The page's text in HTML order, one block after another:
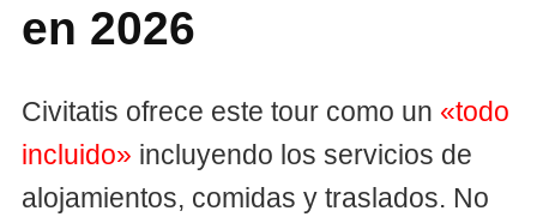
en 2026
Civitatis ofrece este tour como un «todo
incluido» incluyendo los servicios de
alojamientos, comidas y traslados. No